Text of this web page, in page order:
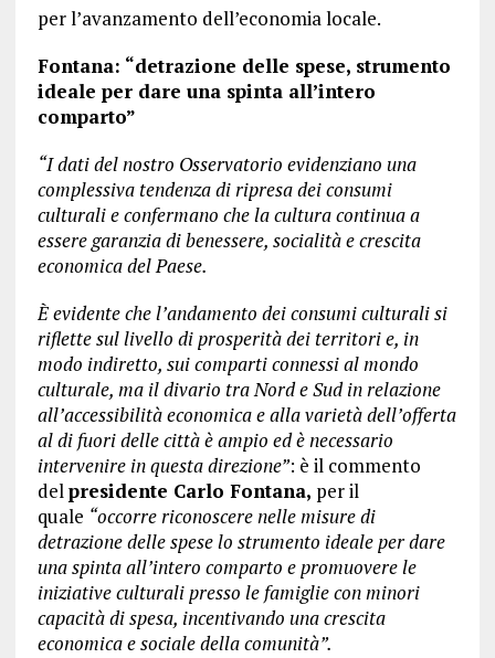
per l’avanzamento dell’economia locale.
Fontana: “detrazione delle spese, strumento
ideale per dare una spinta all’intero
comparto”
“I dati del nostro Osservatorio evidenziano una
complessiva tendenza di ripresa dei consumi
culturali e confermano che la cultura continua a
essere garanzia di benessere, socialità e crescita
economica del Paese.
È evidente che l’andamento dei consumi culturali si
riflette sul livello di prosperità dei territori e, in
modo indiretto, sui comparti connessi al mondo
culturale, ma il divario tra Nord e Sud in relazione
all’accessibilità economica e alla varietà dell’offerta
al di fuori delle città è ampio ed è necessario
intervenire in questa direzione”: è il commento
delpresidente Carlo Fontana, per il
quale “occorre riconoscere nelle misure di
detrazione delle spese lo strumento ideale per dare
una spinta all’intero comparto e promuovere le
iniziative culturali presso le famiglie con minori
capacità di spesa, incentivando una crescita
economica e sociale della comunità”.